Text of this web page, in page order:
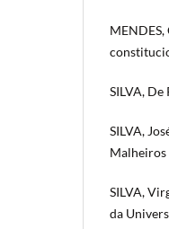
SILVA,
SILVA,
Malheiros
SILVA,
da